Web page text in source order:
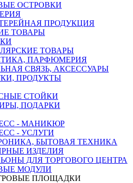
ОСТРОВКИ
ПРОДУКЦИЯ
ТОВАРЫ
ТОВАРЫ
ПАРФЮМЕРИЯ
СВЯЗЬ, АКСЕССУАРЫ
ПРОДУКТЫ
СТОЙКИ
ПОДАРКИ
- МАНИКЮР
- УСЛУГИ
БЫТОВАЯ ТЕХНИКА
ИЗДЕЛИЯ
ДЛЯ ТОРГОВОГО ЦЕНТРА
МОДУЛИ
ПЛОЩАДКИ